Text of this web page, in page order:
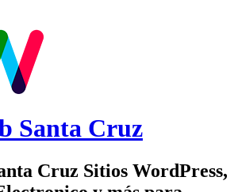
Santa Cruz
Cruz Sitios WordPress,